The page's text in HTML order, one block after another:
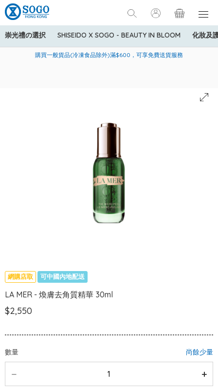
崇光禮の選択 SHISEIDO X SOGO - BEAUTY IN BLOOM 化妝及
美國運通Explorer®信用卡會員購物禮遇：高達5%簽賬回贈！
購買一般貨品(冷凍食品除外)滿$600，可享免費送貨服務
寄送中國內地服務只適用於指定商品，若訂單金額少於HK$600(折
網購店取 可中國內地配送
LA MER - 煥膚去角質精華 30ml
$2,550
數量 尚餘少量